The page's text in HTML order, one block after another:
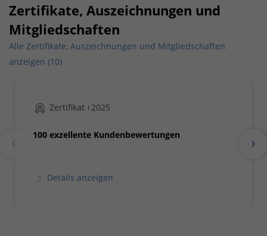
Zertifikate, Auszeichnungen und
Mitgliedschaften
Alle Zertifikate, Auszeichnungen und Mitgliedschaften
anzeigen (10)
Zertifikat 2025
100 exzellente Kundenbewertungen
Details anzeigen